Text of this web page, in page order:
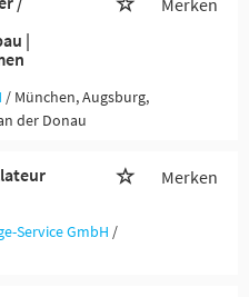
|
Merken
/ München, Augsburg,
der Donau
Merken
Service GmbH /